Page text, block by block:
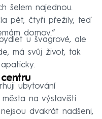
šelem najednou.
pět, čtyři přežily, teď
domov.“
u švagrové, ale
má svůj život, tak
ubytování
na výstavišti
dvakrát nadšeni,